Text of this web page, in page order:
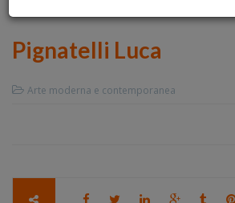
Pignatelli Luca
Arte moderna e contemporanea